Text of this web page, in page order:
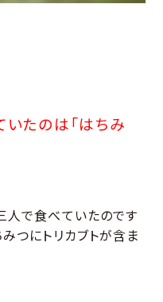
いたのは「はちみ
人で食べていたのです
つにトリカブトが含ま